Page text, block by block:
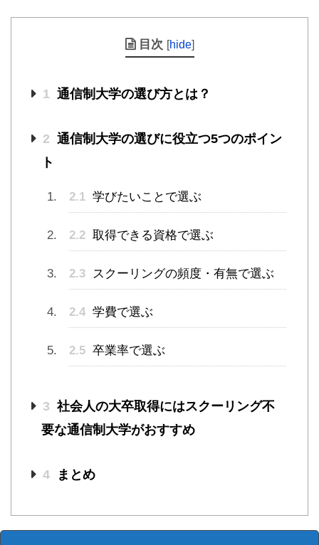
目次 [hide]
1 通信制大学の選び方とは？
2 通信制大学の選びに役立つ5つのポイン
ト
2.1 学びたいことで選ぶ
2.2 取得できる資格で選ぶ
2.3 スクーリングの頻度・有無で選ぶ
2.4 学費で選ぶ
2.5 卒業率で選ぶ
3 社会人の大卒取得にはスクーリング不
要な通信制大学がおすすめ
4 まとめ